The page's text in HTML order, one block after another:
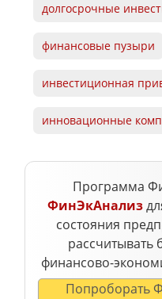
долгосрочные
финансовые пузыри
инвестиционная
инновационные
Программа
ФинЭкАнализ
состояния
рассчитывать
финансово-
Попроборать